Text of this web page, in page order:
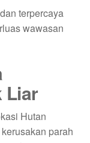
terpercaya
wawasan
Liar
Hutan
parah